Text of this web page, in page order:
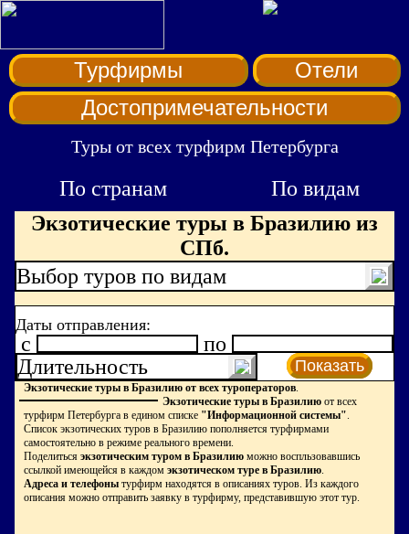
Турфирмы
Отели
Достопримечательности
Туры от всех турфирм Петербурга
По странам
По видам
Экзотические туры в Бразилию из
СПб.
Выбор туров по видам
Даты отправления:
c
по
Длительность
Показать
Экзотические туры в Бразилию от всех туроператоров.
Экзотические туры в Бразилию от всех
турфирм Петербурга в едином списке "Информационной системы".
Список экзотических туров в Бразилию пополняется турфирмами
самостоятельно в режиме реального времени.
Поделиться экзотическим туром в Бразилию можно воспльзовавшись
ссылкой имеющейся в каждом экзотическом туре в Бразилию.
Адреса и телефоны турфирм находятся в описаниях туров. Из каждого
описания можно отправить заявку в турфирму, представившую этот тур.